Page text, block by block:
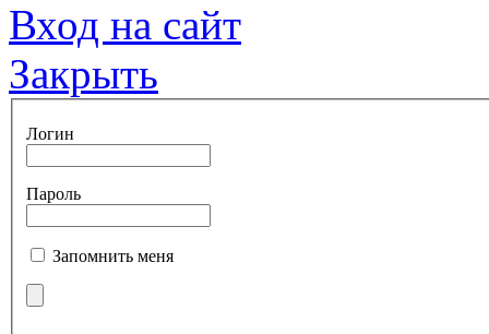
Вход на сайт
Закрыть
Логин
Пароль
Запомнить меня